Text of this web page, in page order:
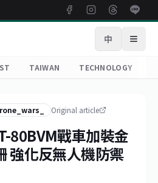
中 Open
TAIWAN TECHNOLOGY
Original article
80BVM戰車加裝金
強化反無人機防禦